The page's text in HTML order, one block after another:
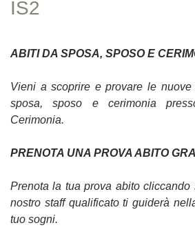
IS2
ABITI DA SPOSA, SPOSO E
Vieni a scoprire e provare le
sposa, sposo e cerimonia
Cerimonia.
PRENOTA UNA PROVA ABITO
Prenota la tua prova abito cliccando
nostro staff qualificato ti guiderà
tuo sogni.